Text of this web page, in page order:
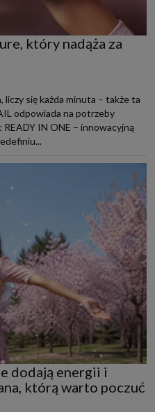
który nadąża za
się każda minuta – także ta
odpowiada na potrzeby
IN ONE – innowacyjną
dodają energii i
którą warto poczuć